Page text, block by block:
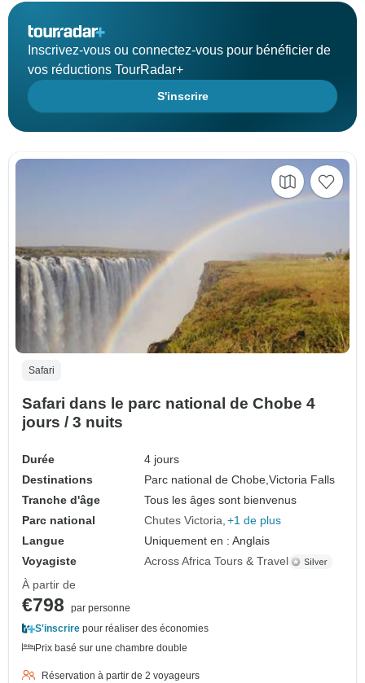
Inscrivez-vous ou connectez-vous pour bénéficier de
vos réductions TourRadar+
S'inscrire
Safari
Safari dans le parc national de Chobe 4
jours / 3 nuits
Durée
4 jours
Destinations
Parc national de Chobe,Victoria Falls
Tranche d'âge
Tous les âges sont bienvenus
Parc national
Chutes Victoria +1 de plus
Langue
Uniquement en : Anglais
Voyagiste
Across Africa Tours & Travel
À partir de
€798
par personne
S'inscrire pour réaliser des économies
Prix basé sur une chambre double
Réservation à partir de 2 voyageurs